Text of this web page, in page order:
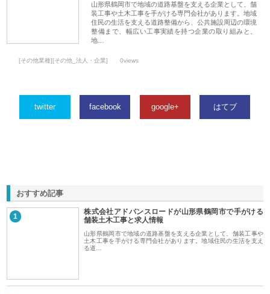
山形県鶴岡市で地域の道路基盤を支える企業として、舗
装工事や土木工事を手がける専門会社があります。地域
住民の生活を支える道路整備から、公共施設周辺の環境
整備まで、幅広い工事実績を持つ企業の取り組みと、
地…
[その他業種][その他_法人・企業] 0views
twitter facebook google+ はてブ
おすすめ記事
1
株式会社アドバンスロードが山形県鶴岡市で手がける
舗装土木工事と求人情報
山形県鶴岡市で地域の道路基盤を支える企業として、舗装工事や
土木工事を手がける専門会社があります。地域住民の生活を支え
る道…